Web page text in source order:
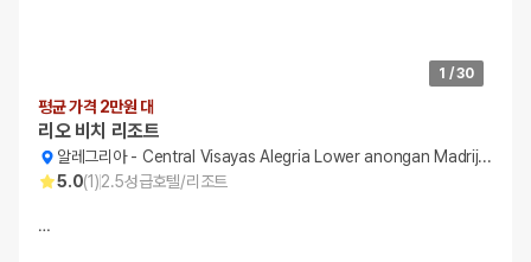
1 /30
평균 가격 2만원 대
리오 비치 리조트
알레그리아- Central Visayas Alegria Lower anongan Madrijos
5.0(1)2.5성급호텔/리조트
…